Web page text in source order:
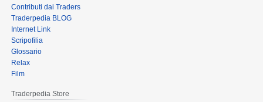
Contributi dai Traders
Traderpedia BLOG
Internet Link
Scripofilia
Glossario
Relax
Film
Traderpedia Store